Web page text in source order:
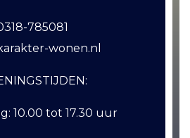
785081
wonen.nl
10.00 tot 17.30 uur